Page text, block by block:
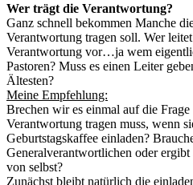
Wer trägt die Verantwortung?
Ganz schnell bekommen Manche
Verantwortung tragen soll. Wer
Verantwortung vor…ja wem
Pastoren? Muss es einen Leiter
Ältesten?
Meine Empfehlung:
Brechen wir es einmal auf die
Verantwortung tragen muss, wenn
Geburtstagskaffee einladen?
Generalverantwortlichen oder
von selbst?
Zunächst bleibt natürlich die